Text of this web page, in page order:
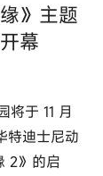
》主题
幕
将于 11 月
特迪士尼动
2》的启